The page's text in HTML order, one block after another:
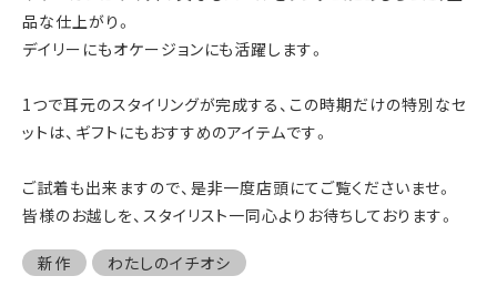
品な仕上がり。
デイリーにもオケージョンにも活躍します。
1つで耳元のスタイリングが完成する、この時期だけの特別なセ
ットは、ギフトにもおすすめのアイテムです。
ご試着も出来ますので、是非一度店頭にてご覧くださいませ。
皆様のお越しを、スタイリスト一同心よりお待ちしております。
新作 わたしのイチオシ